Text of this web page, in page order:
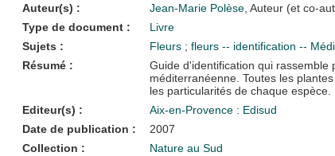
Auteur(s) : Jean-Marie Polèse, Auteur (et co-
Type de document :
Livre
Sujets :
Fleurs ; fleurs -- identification --
Résumé :
Guide d'identification qui
méditerranéenne. Toutes les
les particularités de chaque espèce.
Editeur(s) :
Aix-en-Provence : Edisud
Date de publication :
2007
Collection :
Nature au Sud